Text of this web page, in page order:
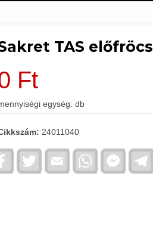
TAS
Ft
egység: db
24011040
FacebookTwitter Email WhatsApp